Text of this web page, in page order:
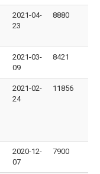
2021-04-
23
8880
2021-03-
09
8421
2021-02-
24
11856
2020-12-
07
7900